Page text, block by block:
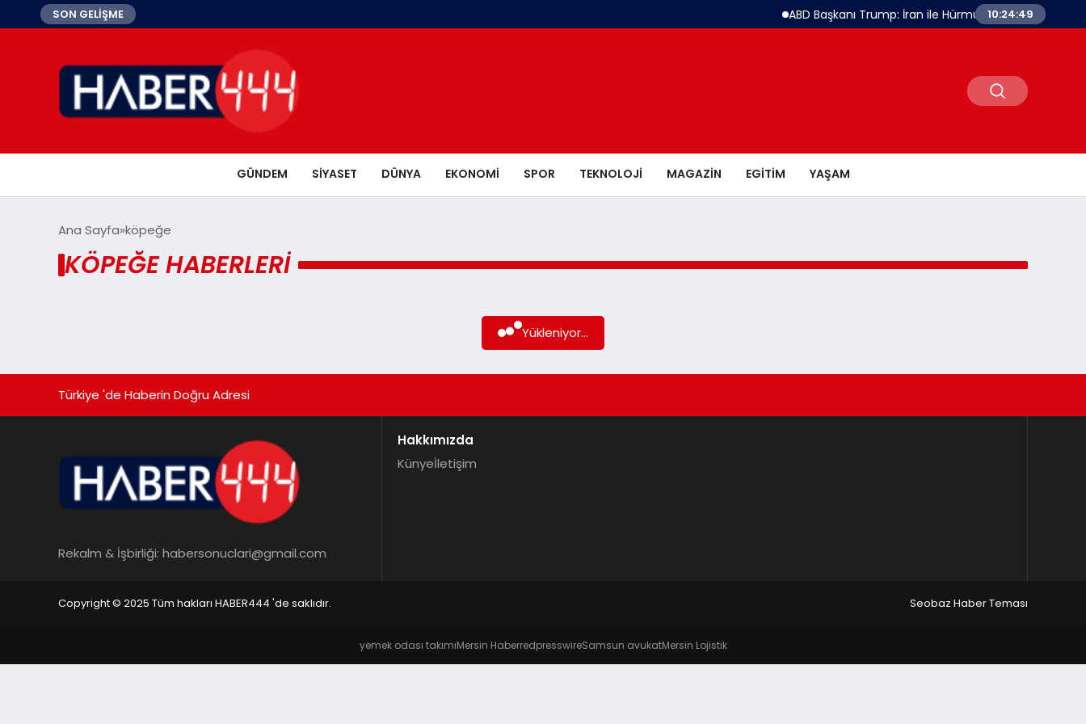
SON GELİŞME ABD Başkanı Trump: İran ile Hürmüz ve Nükleer
10:24:49
GÜNDEM SIYASET DÜNYA EKONOMI SPOR TEKNOLOJI MAGAZIN EGITIM YAŞAM
Ana Sayfa köpeğe
KÖPEĞE HABERLERI
Yükleniyor...
Türkiye 'de Haberin Doğru Adresi
Rekalm & İşbirliği: habersonuclari@gmail.com
Hakkımızda
Künyeİletişim
Copyright © 2025 Tüm hakları HABER444 'de saklıdır. Seobaz Haber Teması
yemek odası takımıMersin HaberredpresswireSamsun avukatMersin Lojistik